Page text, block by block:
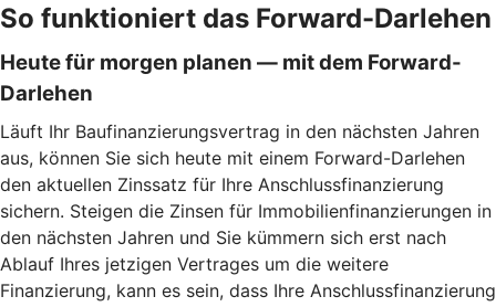
So funktioniert das Forward-Darlehen
Heute für morgen planen — mit dem Forward-
Darlehen
Läuft Ihr Baufinanzierungsvertrag in den nächsten Jahren
aus, können Sie sich heute mit einem Forward-Darlehen
den aktuellen Zinssatz für Ihre Anschlussfinanzierung
sichern. Steigen die Zinsen für Immobilienfinanzierungen in
den nächsten Jahren und Sie kümmern sich erst nach
Ablauf Ihres jetzigen Vertrages um die weitere
Finanzierung, kann es sein, dass Ihre Anschlussfinanzierung